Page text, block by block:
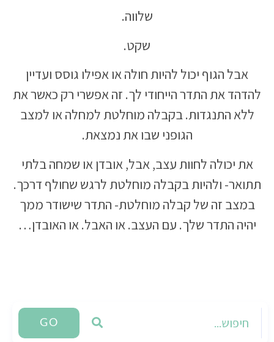
שלווה.
שקט.
אבל הגוף יכול להיות חולה או אפילו גוסס ועדיין
להדהד את התדר הייחודי לך. זה אפשרי רק כאשר את
ללא התנגדות. בקבלה מוחלטת למחלה או למצב
הגופני שבו את נמצאת.
את יכולה לחוות עצב, אבל, אובדן או שמחה בלתי
תתואר- ולהיות בקבלה מוחלטת לרגש שחולף דרכך.
במצב זה של קבלה מוחלטת- התדר שישודר ממך
יהיה התדר שלך. עם העצב. או האבל. או האובדן…
GO